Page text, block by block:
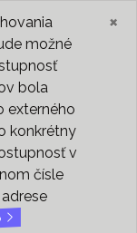
možné
bola
externého
konkrétny
v
čísle
×